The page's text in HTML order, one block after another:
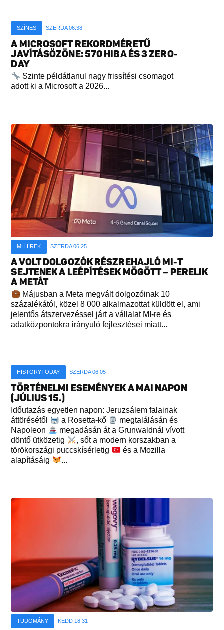
SZÍNES SZERDA 06:38
A MICROSOFT REKORDMÉRETŰ
JAVÍTÁSÖZÖNE: 570 HIBA ÉS 3 ZERO-
DAY
Szinte példátlanul nagy frissítési csomagot
adott ki a Microsoft a 2026...
MI HÍREK SZERDA 06:25
A VOLT DOLGOZÓK RÉSZREHAJLÓ MI-T
SEJTENEK A LEÉPÍTÉSEK MÖGÖTT – PERELIK
A METÁT
Májusban a Meta megvált dolgozóinak 10
százalékától, közel 8 000 alkalmazottat küldött el, ami
jelentős átszervezéssel járt a vállalat MI-re és
adatközpontokra irányuló fejlesztései miatt...
HISTORYTODAY SZERDA 06:05
TÖRTÉNELMI ESEMÉNYEK A MAI NAPON
(JÚLIUS 15.)
Időutazás egyetlen napon: Jeruzsálem falainak
áttörésétől
a Rosetta-kő
megtalálásán és
Napoleon
megadásán át a Grunwaldnál vívott
döntő ütközetig
, sőt a modern korszakban a
törökországi puccskísérletig
és a Mozilla
alapításáig
...
TUDOMÁNY KEDD 18:31